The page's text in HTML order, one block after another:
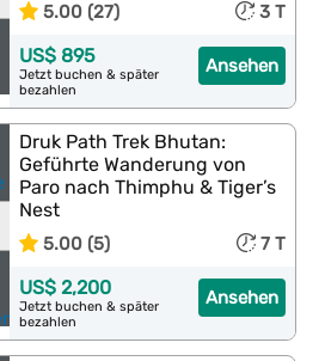
5.00 (27) 3 T
Ansehen
US$ 895
Jetzt buchen & später
bezahlen
Druk Path Trek Bhutan:
Geführte Wanderung von
Paro nach Thimphu & Tiger’s
Nest
5.00 (5) 7 T
Ansehen
US$ 2,200
Jetzt buchen & später
bezahlen